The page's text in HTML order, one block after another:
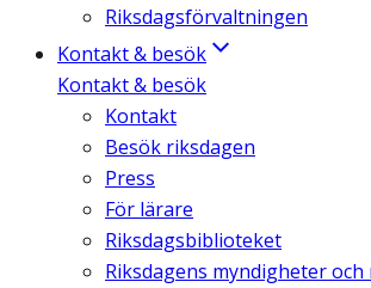
Riksdagsförvaltningen
Kontakt & besök
Kontakt & besök
Kontakt
Besök riksdagen
Press
För lärare
Riksdagsbiblioteket
Riksdagens myndigheter